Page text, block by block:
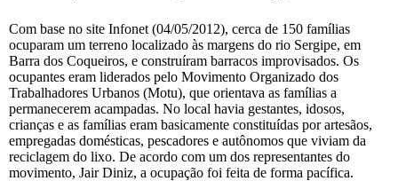
Com base no site Infonet (04/05/2012), cerca de 150 famílias
ocuparam um terreno localizado às margens do rio Sergipe, em
Barra dos Coqueiros, e construíram barracos improvisados. Os
ocupantes eram liderados pelo Movimento Organizado dos
Trabalhadores Urbanos (Motu), que orientava as famílias a
permanecerem acampadas. No local havia gestantes, idosos,
crianças e as famílias eram basicamente constituídas por artesãos,
empregadas domésticas, pescadores e autônomos que viviam da
reciclagem do lixo. De acordo com um dos representantes do
movimento, Jair Diniz, a ocupação foi feita de forma pacífica.